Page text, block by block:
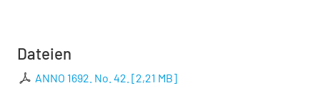
Dateien
ANNO 1692. No. 42. [2,21 MB]